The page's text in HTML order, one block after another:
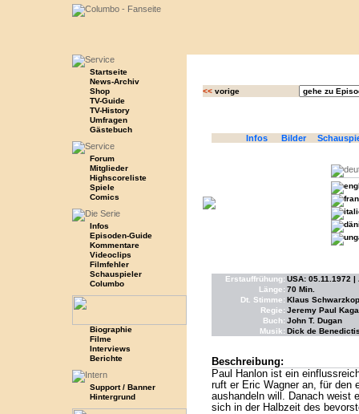
Startseite
News-Archiv
Shop
TV-Guide
TV-History
Umfragen
Gästebuch
Forum
Mitglieder
Highscoreliste
Spiele
Comics
Infos
Episoden-Guide
Kommentare
Videoclips
Filmfehler
Schauspieler
Columbo
Biographie
Filme
Interviews
Berichte
Support / Banner
Hintergrund
<<vorige
Infos Bilder
Erstauffrühung: USA: 05.11.1972 |
Länge: 70 Min.
Dt. Stimme: Klaus
Regie: Jeremy Paul
Buch: John T. Dugan
Musik: Dick de
Beschreibung:
Paul Hanlon ist ein
ruft er Eric Wagner an, für den
aushandeln will. Danach weist
sich in der Halbzeit des